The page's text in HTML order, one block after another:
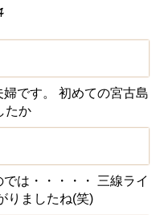
です。 初めての宮古島
たか
は・・・・・ 三線ライ
りましたね(笑)